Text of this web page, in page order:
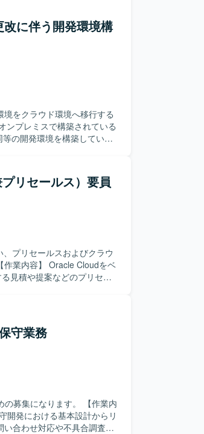
機能要件の設計にも関与い
バーと主体的にコミュニケー
のスケジューリングやタス
施できる方を想定しており
。 【ポジション
セールスから構築リーダー
フラ案件に関わることで、
ができます。 将来的なリー
す。 【開発環境】
Database ・Linux、
などのIaCツールを利用
に伴う開発環境構
境をクラウド環境へ移行する
の開発環境を構築していた
ンを取りながら、不明点を
ク設計や環境構築の実務経
ド特有の設計検討にも携わ
リセールス）要員
プリセールスおよびクラウ
見積や提案などのプリセー
運用といった非機能要件も
お客様
体を俯瞰して設計・構築を
提案内容をわかりやすく説
ョンの魅
ができ、Oracle Cloud
いただけます。お客様との
力やリーダーシップも磨い
などの非機能要件を考慮し
守業務
なります。 【作業内
開発における基本設計からリ
合わせ対応や不具合調査な